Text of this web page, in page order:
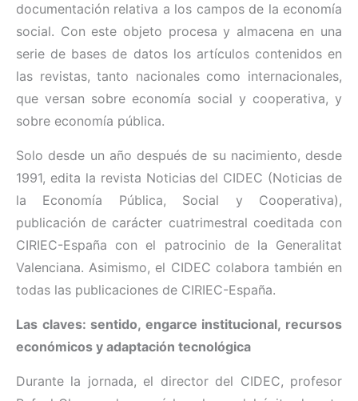
documentación relativa a los campos de la economía
social. Con este objeto procesa y almacena en una
serie de bases de datos los artículos contenidos en
las revistas, tanto nacionales como internacionales,
que versan sobre economía social y cooperativa, y
sobre economía pública.
Solo desde un año después de su nacimiento, desde
1991, edita la revista Noticias del CIDEC (Noticias de
la Economía Pública, Social y Cooperativa),
publicación de carácter cuatrimestral coeditada con
CIRIEC-España con el patrocinio de la Generalitat
Valenciana. Asimismo, el CIDEC colabora también en
todas las publicaciones de CIRIEC-España.
Las claves: sentido, engarce institucional, recursos
económicos y adaptación tecnológica
Durante la jornada, el director del CIDEC, profesor